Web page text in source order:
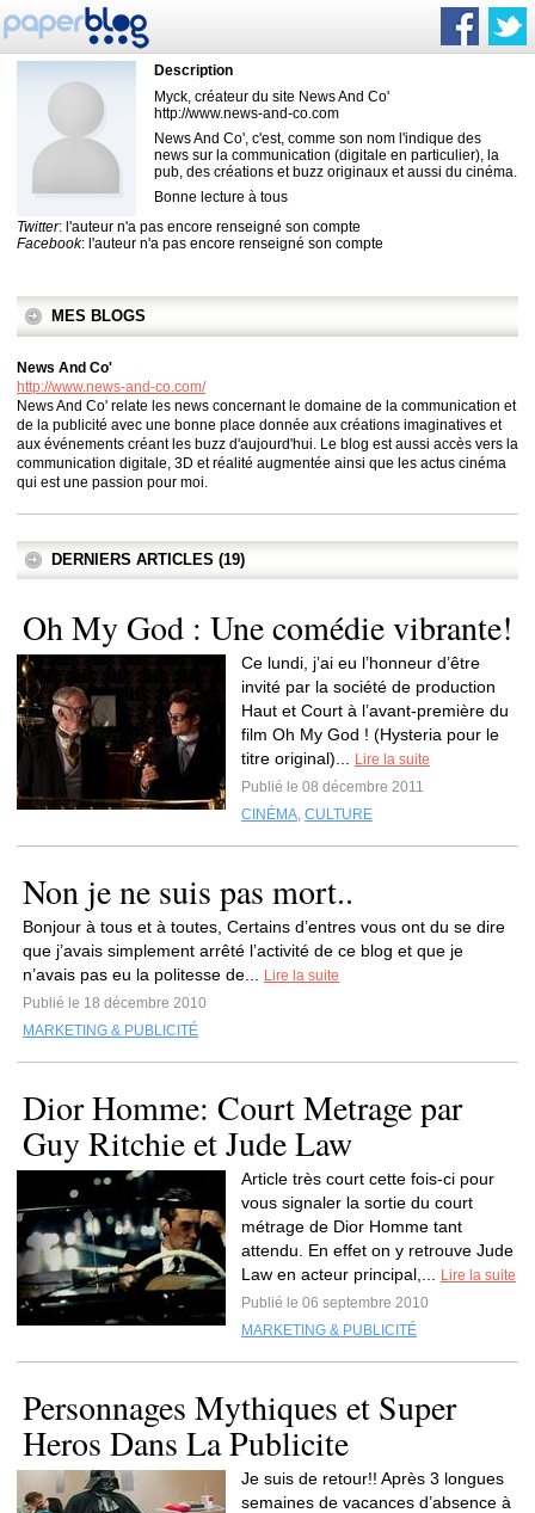
Description
Myck, créateur du site News And Co'
http://www.news-and-co.com
News And Co', c'est, comme son nom l'indique des
news sur la communication (digitale en particulier), la
pub, des créations et buzz originaux et aussi du cinéma.
Bonne lecture à tous
Twitter: l'auteur n'a pas encore renseigné son compte
Facebook: l'auteur n'a pas encore renseigné son compte
MES BLOGS
News And Co'
http://www.news-and-co.com/
News And Co' relate les news concernant le domaine de la communication et
de la publicité avec une bonne place donnée aux créations imaginatives et
aux événements créant les buzz d'aujourd'hui. Le blog est aussi accès vers la
communication digitale, 3D et réalité augmentée ainsi que les actus cinéma
qui est une passion pour moi.
DERNIERS ARTICLES (19)
Oh My God : Une comédie vibrante!
Ce lundi, j’ai eu l’honneur d’être
invité par la société de production
Haut et Court à l’avant-première du
film Oh My God ! (Hysteria pour le
titre original)...
Lire la suite
Publié le 08 décembre 2011
CINÉMA, CULTURE
Non je ne suis pas mort..
Bonjour à tous et à toutes, Certains d’entres vous ont du se dire
que j’avais simplement arrêté l’activité de ce blog et que je
n’avais pas eu la politesse de...
Lire la suite
Publié le 18 décembre 2010
MARKETING & PUBLICITÉ
Dior Homme: Court Metrage par
Guy Ritchie et Jude Law
Article très court cette fois-ci pour
vous signaler la sortie du court
métrage de Dior Homme tant
attendu. En effet on y retrouve Jude
Law en acteur principal,...
Lire la suite
Publié le 06 septembre 2010
MARKETING & PUBLICITÉ
Personnages Mythiques et Super
Heros Dans La Publicite
Je suis de retour!! Après 3 longues
semaines de vacances d’absence à